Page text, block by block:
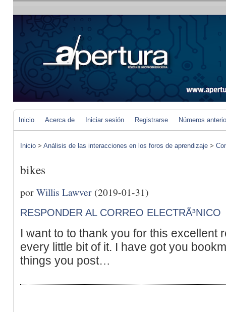
Inicio Acerca de Iniciar sesión Registrarse Números
Inicio > Análisis de las interacciones en los foros de aprendizaje >
bikes
porWillis Lawver (2019-01-31)
RESPONDER AL CORREO ELECTRÃ³NICO
I want to to thank you for this excellent
every little bit of it. I have got you
things you post…